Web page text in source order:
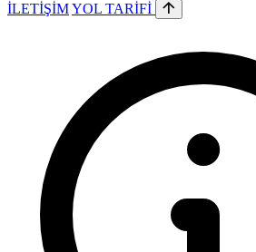
İLETİŞİMYOL TARİFİ